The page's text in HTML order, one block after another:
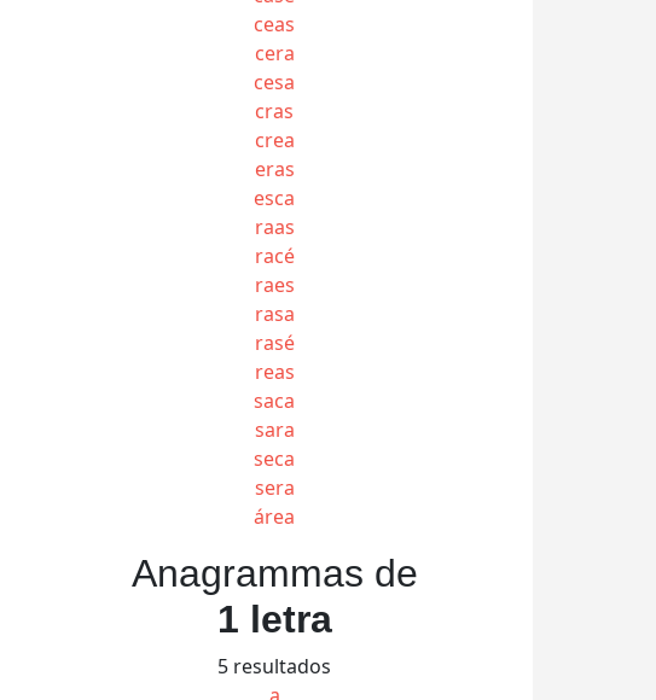
ceas
cera
cesa
cras
crea
eras
esca
raas
racé
raes
rasa
rasé
reas
saca
sara
seca
sera
área
Anagrammas de
1 letra
5 resultados